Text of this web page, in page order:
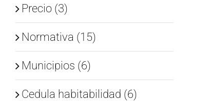
Precio (3)
Normativa (15)
Municipios (6)
Cedula habitabilidad (6)